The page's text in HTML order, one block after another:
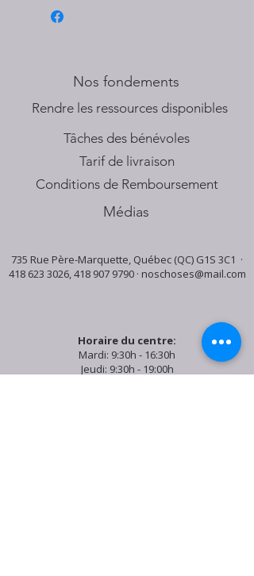
Nos fondements
​Rendre les ressources disponibles
Tâches des bénévoles
Tarif de livraison
Conditions de Remboursement
Médias
735 Rue Père-Marquette, Québec (QC) G1S 3C1 ·
418 623 3026,418 907 9790· noschoses@mail.com
Horaire du centre:
Mardi: 9:30h - 16:30h
Jeudi: 9:30h - 19:00h